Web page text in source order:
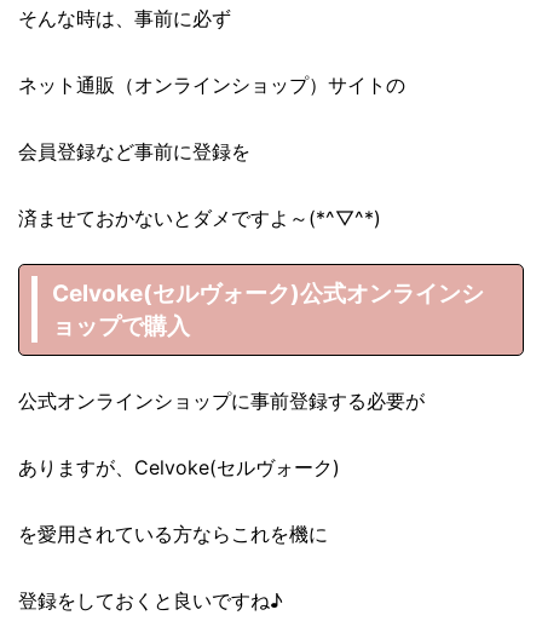
そんな時は、事前に必ず
ネット通販（オンラインショップ）サイトの
会員登録など事前に登録を
済ませておかないとダメですよ～(*^▽^*)
Celvoke(セルヴォーク)公式オンラインシ
ョップで購入
公式オンラインショップに事前登録する必要が
ありますが、Celvoke(セルヴォーク)
を愛用されている方ならこれを機に
登録をしておくと良いですね♪